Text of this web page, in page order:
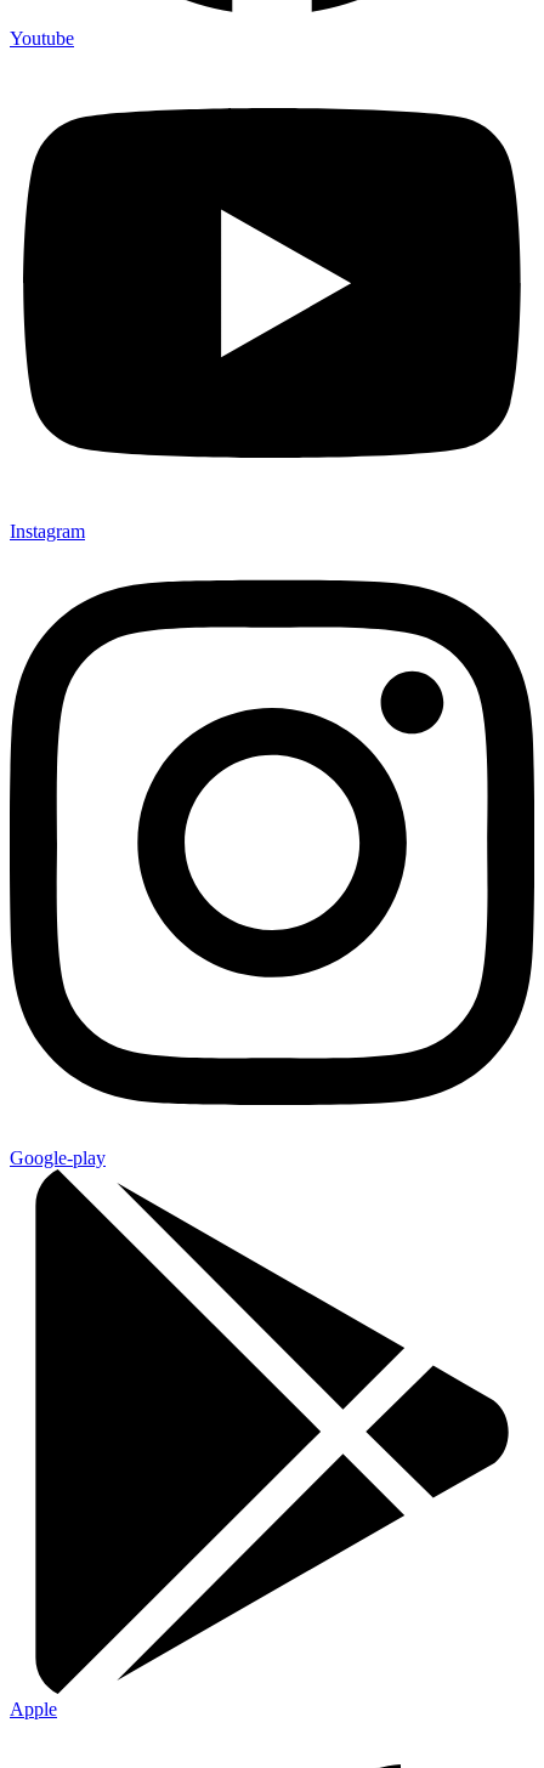
Youtube
Instagram
Google-play
Apple